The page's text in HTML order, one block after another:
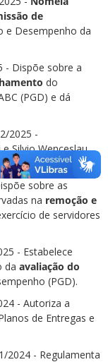
de
e Desempenho da
- Dispõe sobre a
do
(PGD) e dá
2025 -
Silvio Wenceslau
sobre as
na remoção e
de servidores
- Estabelece
da avaliação do
(PGD).
- Autoriza a
de Entregas e
2024 - Regulamenta